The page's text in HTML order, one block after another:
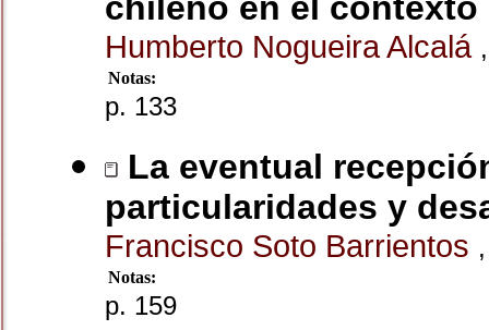
Humberto Nogueira Alcalá ,
Notas:
p. 133
La eventual
particularidades y
Francisco Soto Barrientos ,
Notas:
p. 159